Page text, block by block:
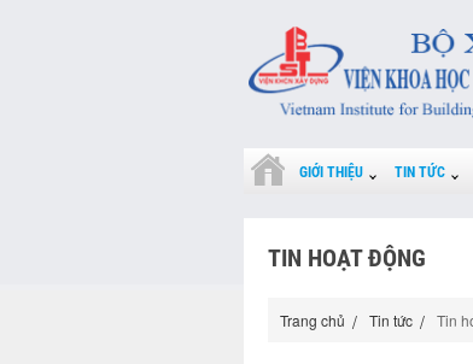
GIỚI THIỆU TIN TỨC
TIN HOẠT ĐỘNG
Trang chủ Tin tức Tin